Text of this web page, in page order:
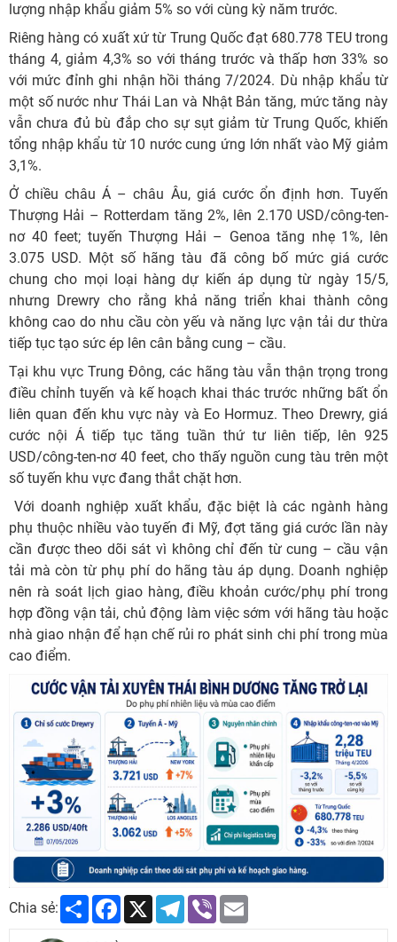
lượng nhập khẩu giảm 5% so với cùng kỳ năm trước.
Riêng hàng có xuất xứ từ Trung Quốc đạt 680.778 TEU trong
tháng 4, giảm 4,3% so với tháng trước và thấp hơn 33% so
với mức đỉnh ghi nhận hồi tháng 7/2024. Dù nhập khẩu từ
một số nước như Thái Lan và Nhật Bản tăng, mức tăng này
vẫn chưa đủ bù đắp cho sự sụt giảm từ Trung Quốc, khiến
tổng nhập khẩu từ 10 nước cung ứng lớn nhất vào Mỹ giảm
3,1%.
Ở chiều châu Á – châu Âu, giá cước ổn định hơn. Tuyến
Thượng Hải – Rotterdam tăng 2%, lên 2.170 USD/công-ten-
nơ 40 feet; tuyến Thượng Hải – Genoa tăng nhẹ 1%, lên
3.075 USD. Một số hãng tàu đã công bố mức giá cước
chung cho mọi loại hàng dự kiến áp dụng từ ngày 15/5,
nhưng Drewry cho rằng khả năng triển khai thành công
không cao do nhu cầu còn yếu và năng lực vận tải dư thừa
tiếp tục tạo sức ép lên cân bằng cung – cầu.
Tại khu vực Trung Đông, các hãng tàu vẫn thận trọng trong
điều chỉnh tuyến và kế hoạch khai thác trước những bất ổn
liên quan đến khu vực này và Eo Hormuz. Theo Drewry, giá
cước nội Á tiếp tục tăng tuần thứ tư liên tiếp, lên 925
USD/công-ten-nơ 40 feet, cho thấy nguồn cung tàu trên một
số tuyến khu vực đang thắt chặt hơn.
Với doanh nghiệp xuất khẩu, đặc biệt là các ngành hàng
phụ thuộc nhiều vào tuyến đi Mỹ, đợt tăng giá cước lần này
cần được theo dõi sát vì không chỉ đến từ cung – cầu vận
tải mà còn từ phụ phí do hãng tàu áp dụng. Doanh nghiệp
nên rà soát lịch giao hàng, điều khoản cước/phụ phí trong
hợp đồng vận tải, chủ động làm việc sớm với hãng tàu hoặc
nhà giao nhận để hạn chế rủi ro phát sinh chi phí trong mùa
cao điểm.
Chia sẻ: Share Facebook
X Telegram
Viber